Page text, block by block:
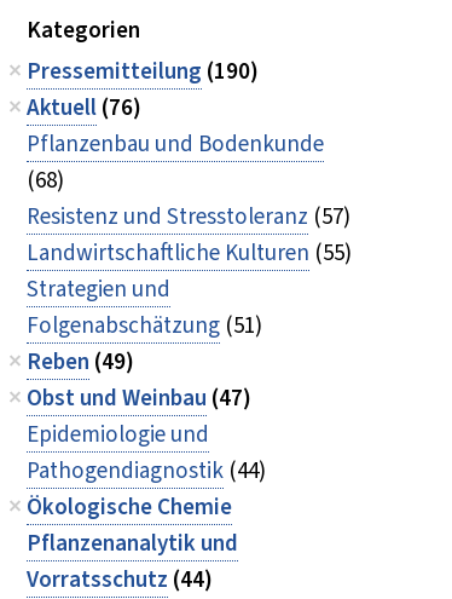
Kategorien
Pressemitteilung (190)
Aktuell(76)
Pflanzenbau und Bodenkunde
(68)
Resistenz und Stresstoleranz (57)
Landwirtschaftliche Kulturen (55)
Strategien und
Folgenabschätzung (51)
Reben (49)
Obst und Weinbau (47)
Epidemiologie und
Pathogendiagnostik (44)
Ökologische Chemie
Pflanzenanalytik und
Vorratsschutz (44)